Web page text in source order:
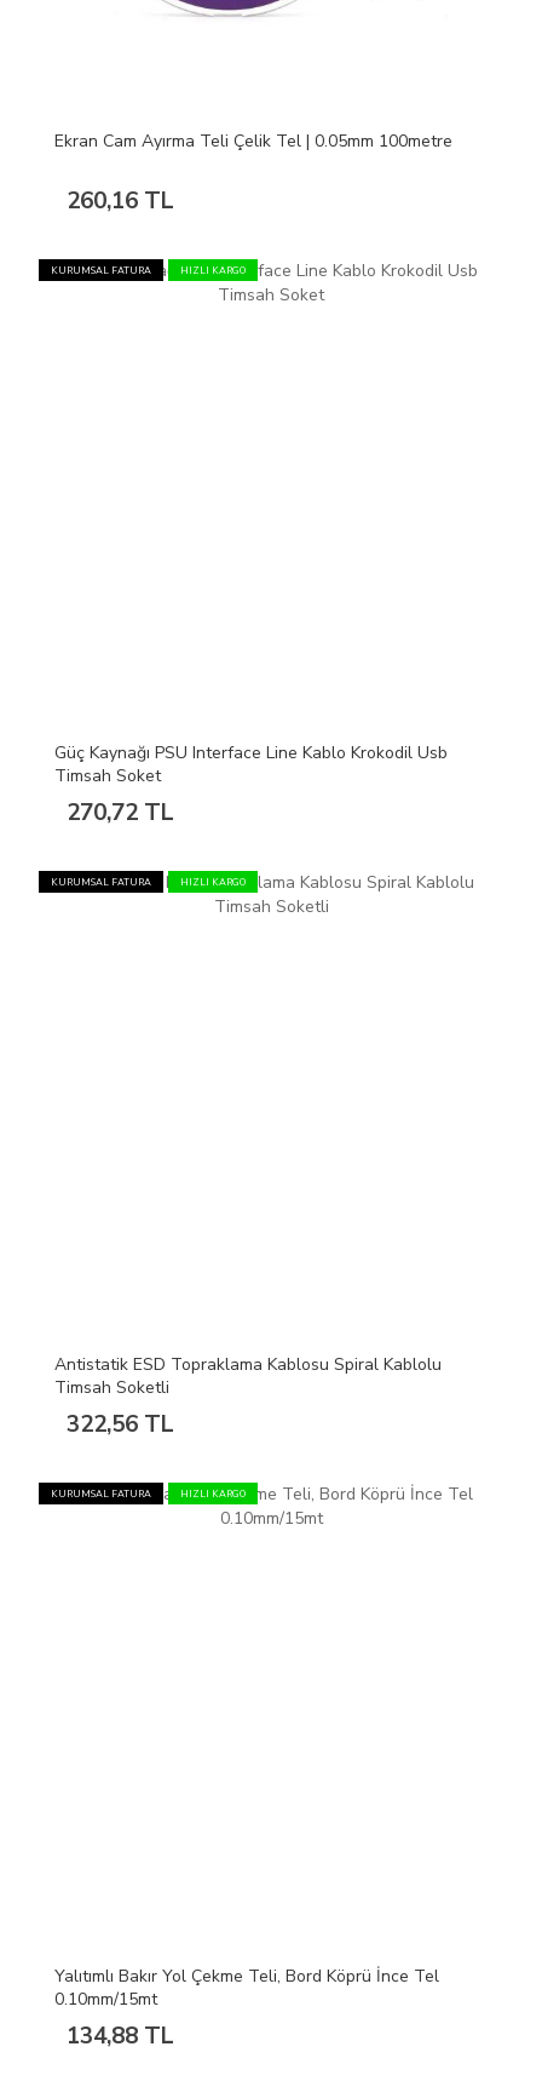
Ekran Cam Ayırma Teli Çelik Tel | 0.05mm 100metre
260,16 TL
KURUMSAL FATURA HIZLI KARGO
Güç Kaynağı PSU Interface Line Kablo Krokodil Usb
Timsah Soket
270,72 TL
KURUMSAL FATURA HIZLI KARGO
Antistatik ESD Topraklama Kablosu Spiral Kablolu
Timsah Soketli
322,56 TL
KURUMSAL FATURA HIZLI KARGO
Yalıtımlı Bakır Yol Çekme Teli, Bord Köprü İnce Tel
0.10mm/15mt
134,88 TL